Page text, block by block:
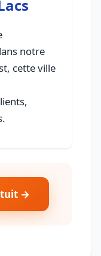
notre
cette ville
→